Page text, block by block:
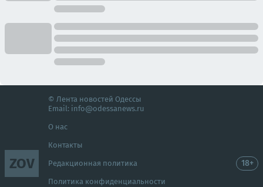
ZOV
© Лента новостей Одессы
Email: info@odessanews.ru
О нас
Контакты
Редакционная политика
Политика конфиденциальности
18+